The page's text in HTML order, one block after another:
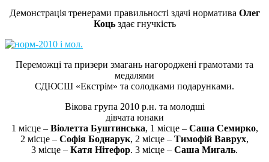
Демонстрація тренерами правильності здачі норматива Олег
Коцьздає гнучкість
Переможці та призери змагань нагороджені грамотами та
медалями
СДЮСШ «Екстрім» та солодками подарунками.
Вікова група 2010 р.н. та молодші
дівчата юнаки
1 місце – Віолетта Буштинська, 1 місце – Саша Семирко,
2 місце – Софія Боднарук, 2 місце – Тимофій Ваврух,
3 місце – Катя Нітефор. 3 місце – Саша Мигаль.